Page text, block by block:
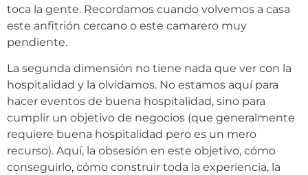
toca la gente. Recordamos cuando volvemos a casa
este anfitrión cercano o este camarero muy
pendiente.
La segunda dimensión no tiene nada que ver con la
hospitalidad y la olvidamos. No estamos aquí para
hacer eventos de buena hospitalidad, sino para
cumplir un objetivo de negocios (que generalmente
requiere buena hospitalidad pero es un mero
recurso). Aquí, la obsesión en este objetivo, cómo
conseguirlo, cómo construir toda la experiencia, la